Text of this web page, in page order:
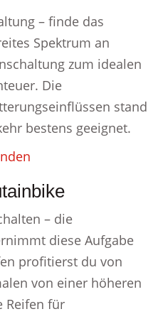
– finde das
Spektrum an
zum idealen
Die
stand
bestens geeignet.
– die
diese Aufgabe
profitierst du von
von einer höheren
Reifen für